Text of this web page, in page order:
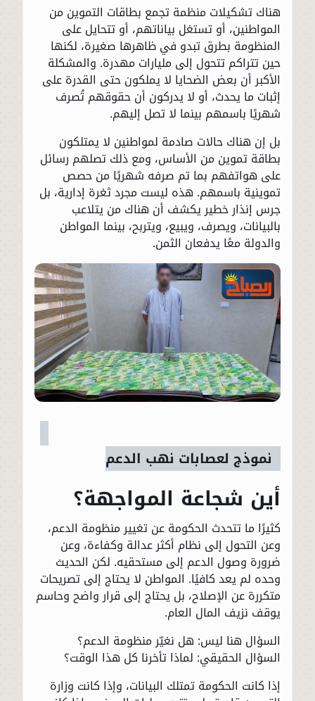
هناك تشكيلات منظمة تجمع بطاقات التموين من
المواطنين، أو تستغل بياناتهم، أو تتحايل على
المنظومة بطرق تبدو في ظاهرها صغيرة، لكنها
حين تتراكم تتحول إلى مليارات مهدرة. والمشكلة
الأكبر أن بعض الضحايا لا يملكون حتى القدرة على
إثبات ما يحدث، أو لا يدركون أن حقوقهم تُصرف
شهريًا باسمهم بينما لا تصل إليهم.
بل إن هناك حالات صادمة لمواطنين لا يمتلكون
بطاقة تموين من الأساس، ومع ذلك تصلهم رسائل
على هواتفهم بما تم صرفه شهريًا من حصص
تموينية باسمهم. هذه ليست مجرد ثغرة إدارية، بل
جرس إنذار خطير يكشف أن هناك من يتلاعب
بالبيانات، ويصرف، ويبيع، ويتربح، بينما المواطن
والدولة معًا يدفعان الثمن.
نموذج لعصابات نهب الدعم
أين شجاعة المواجهة؟
كثيرًا ما تتحدث الحكومة عن تغيير منظومة الدعم،
وعن التحول إلى نظام أكثر عدالة وكفاءة، وعن
ضرورة وصول الدعم إلى مستحقيه. لكن الحديث
وحده لم يعد كافيًا. المواطن لا يحتاج إلى تصريحات
متكررة عن الإصلاح، بل يحتاج إلى قرار واضح وحاسم
يوقف نزيف المال العام.
السؤال هنا ليس: هل نغيّر منظومة الدعم؟
السؤال الحقيقي: لماذا تأخرنا كل هذا الوقت؟
إذا كانت الحكومة تمتلك البيانات، وإذا كانت وزارة